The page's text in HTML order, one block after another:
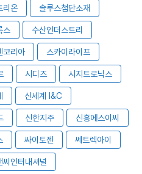
리온 솔루스첨단소재
스 수산인더스트리
코리아 스카이라이프
시디즈 시지트로닉스
신세계 I&C
신한지주 신흥에스이씨
싸이토젠 쎄트렉아이
씨인터내셔널